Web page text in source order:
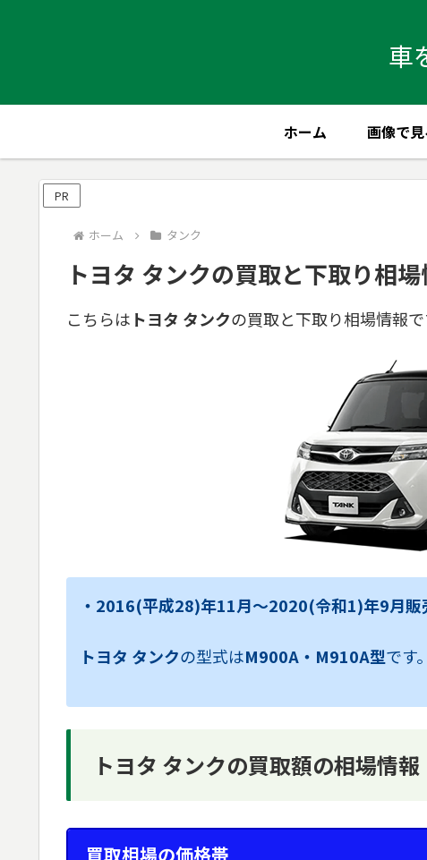
車
ホーム 画像で
PR
ホーム タンク
トヨタ タンクの買取と下取り相
こちらは トヨタ タンクの買取と下取り相場情報で
・2016(平成28)年11月～2020(令和1)年9月販
トヨタ タンクの型式はM900A・M910A型です。
トヨタ タンクの買取額の相場情報
買取相場の価格帯